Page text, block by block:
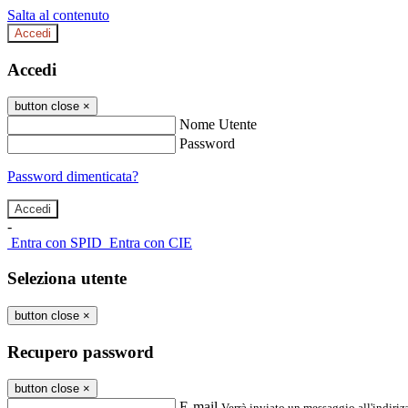
Salta al contenuto
Accedi
Accedi
button close ×
Nome Utente
Password
Password dimenticata?
-
Entra con SPID Entra con CIE
Seleziona utente
button close ×
Recupero password
button close ×